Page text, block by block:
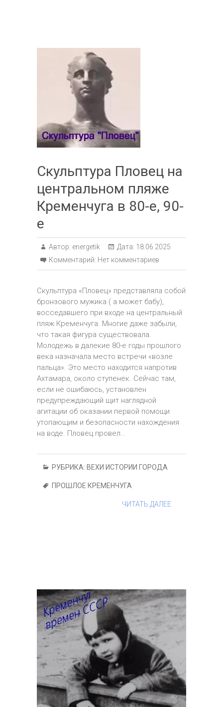
Скульптура Пловец на
центральном пляже
Кременчуга в 80-е, 90-
е
Автор: energetik Дата: 18.06.2025
Комментарий: Нет комментариев
Скульптура «Пловец» представляла собой
бронзового мужика ( а может бабу),
восседавшего при входе на центральный
пляж Кременчуга. Многие даже забыли,
что такая фигура существовала.
Молодежь в далекие 80-е годы прошлого
века назначала место встречи «возле
пальца». Это место находится напротив
Ахтамара, около ступенек. Сейчас там,
если не ошибаюсь, установлен
предупреждающий щит наглядной
агитации об оказании первой помощи
утопающим и безопасности нахождения
на воде. Пловец провел…
РУБРИКА: ВЕХИ ИСТОРИИ ГОРОДА
ПРОШЛОЕ КРЕМЕНЧУГА
ЧИТАТЬ ДАЛЕЕ